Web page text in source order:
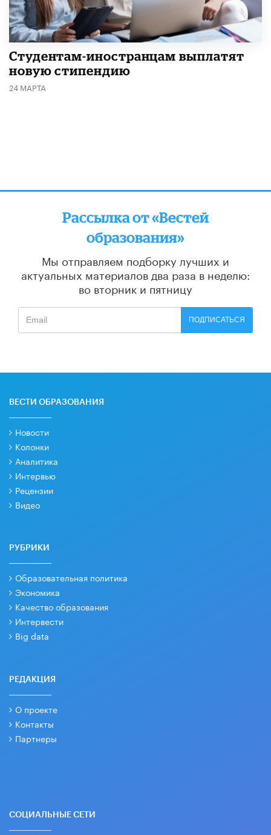
Студентам-иностранцам выплатят
новую стипендию
24 МАРТА
Рассылка от «Вестей
образования»
Мы отправляем подборку лучших и
актуальных материалов два раза в неделю:
во вторник и пятницу
ПОДПИСАТЬСЯ
ВЕСТИ ОБРАЗОВАНИЯ
Новости
Колонки
Аналитика
Интервью
Рецензии
Видео
РУБРИКИ
Образовательная политика
Экономика
Качество образования
Интервести
Big data
РЕДАКЦИЯ
О проекте
Контакты
Партнеры
СОЦИАЛЬНЫЕ СЕТИ